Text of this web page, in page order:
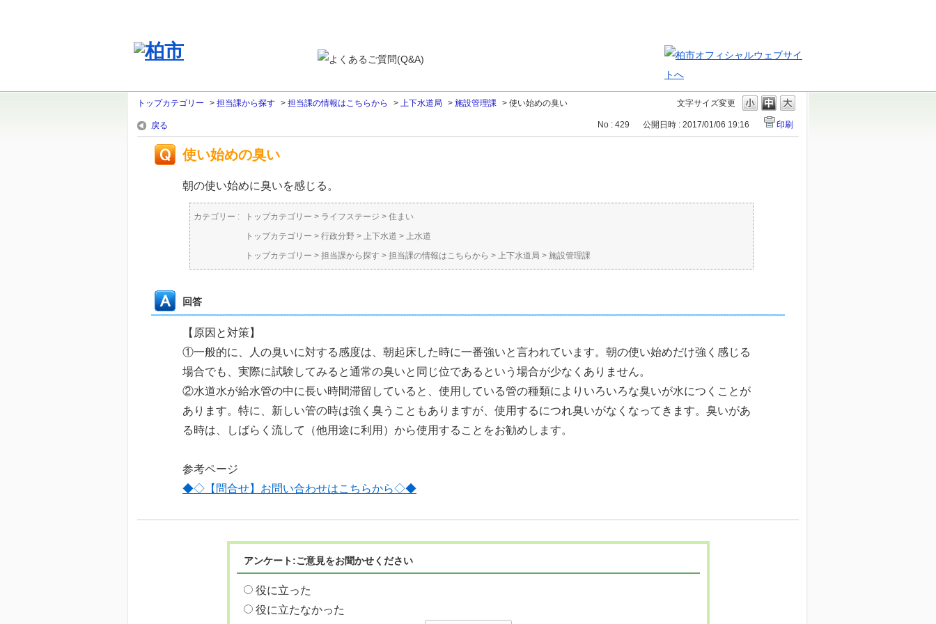
文字サイズ変更
トップカテゴリー > 担当課から探す > 担当課の情報はこちらから > 上下水道局 > 施設管理課 > 使い始めの臭い
戻る No : 429 公開日時 : 2017/01/06 19:16 印刷
使い始めの臭い
朝の使い始めに臭いを感じる。
カテゴリー : トップカテゴリー > ライフステージ > 住まい
トップカテゴリー > 行政分野 > 上下水道 > 上水道
トップカテゴリー > 担当課から探す > 担当課の情報はこちらから > 上下水道局 > 施設管理課
回答
【原因と対策】
①一般的に、人の臭いに対する感度は、朝起床した時に一番強いと言われています。朝の使い始めだけ強く感じる
場合でも、実際に試験してみると通常の臭いと同じ位であるという場合が少なくありません。
②水道水が給水管の中に長い時間滞留していると、使用している管の種類によりいろいろな臭いが水につくことが
あります。特に、新しい管の時は強く臭うこともありますが、使用するにつれ臭いがなくなってきます。臭いがあ
る時は、しばらく流して（他用途に利用）から使用することをお勧めします。
参考ページ
◆◇【問合せ】お問い合わせはこちらから◇◆
アンケート:ご意見をお聞かせください
役に立った
役に立たなかった